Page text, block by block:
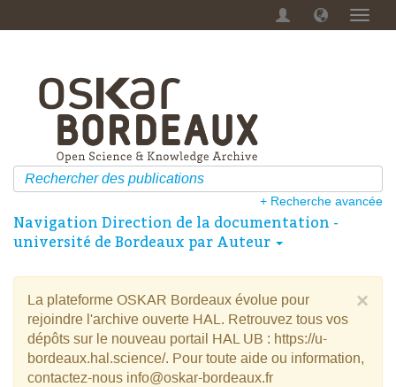
Menu
+ Recherche avancée
Navigation Direction de la documentation -
université de Bordeaux par Auteur
×
La plateforme OSKAR Bordeaux évolue pour
rejoindre l'archive ouverte HAL. Retrouvez tous vos
dépôts sur le nouveau portail HAL UB : https://u-
bordeaux.hal.science/. Pour toute aide ou information,
contactez-nous info@oskar-bordeaux.fr